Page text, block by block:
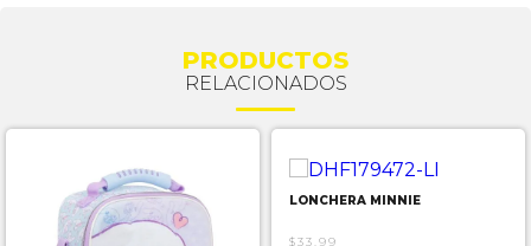
PRODUCTOS
RELACIONADOS
LONCHERA MINNIE
$33.99